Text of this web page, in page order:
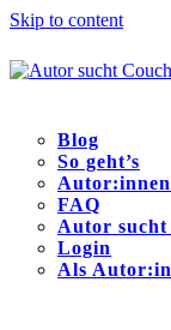
Skip to content
Blog
So geht’s
Autor:innen
FAQ
Autor
Login
Als